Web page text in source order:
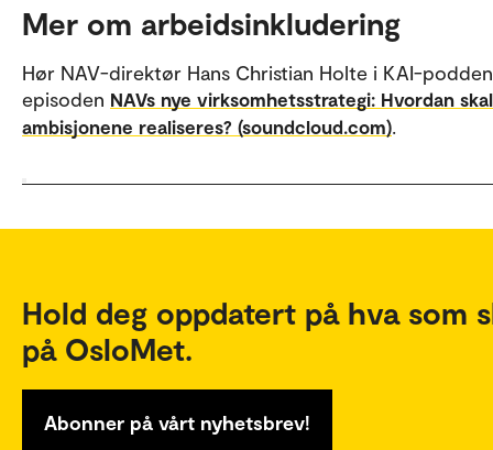
Mer om arbeidsinkludering
Hør NAV-direktør Hans Christian Holte i KAI-
episoden NAVs nye virksomhetsstrategi: Hvordan skal
ambisjonene realiseres? (soundcloud.com).
Hold deg oppdatert på hva som
på OsloMet.
Abonner på vårt nyhetsbrev!